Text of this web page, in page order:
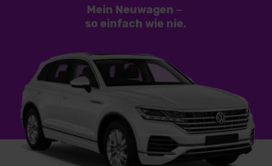
Mein Neuwagen –
so einfach wie nie.